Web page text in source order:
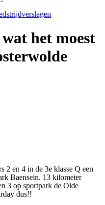
het moest
2 en 4 in de 3e klasse Q een
Baensein. 13 kilometer
3 op sportpark de Olde
dus!!